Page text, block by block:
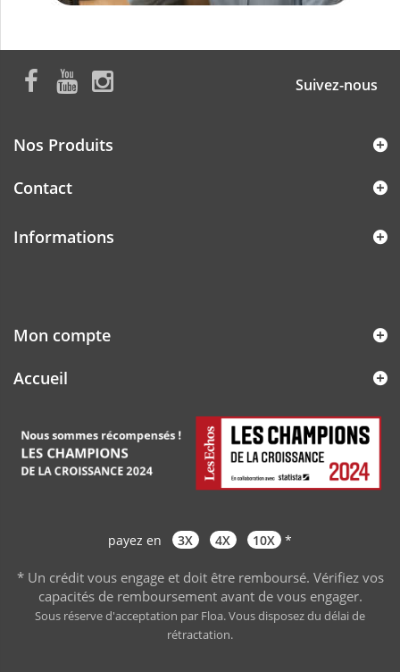
Suivez-nous
Nos Produits
Contact
Informations
Mon compte
Accueil
payez en 3X 4X 10X *
* Un crédit vous engage et doit être remboursé. Vérifiez vos
capacités de remboursement avant de vous engager.
Sous réserve d'acceptation par Floa. Vous disposez du délai de
rétractation.